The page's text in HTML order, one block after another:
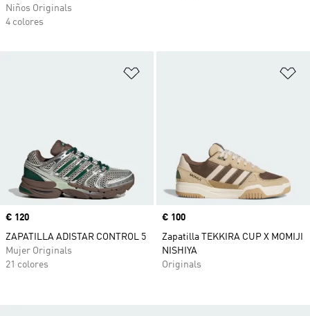
Niños Originals
4 colores
Precio
€ 120
ZAPATILLA ADISTAR CONTROL 5
Mujer Originals
21 colores
Precio
€ 100
Zapatilla TEKKIRA CUP X MOMIJI
NISHIYA
Originals